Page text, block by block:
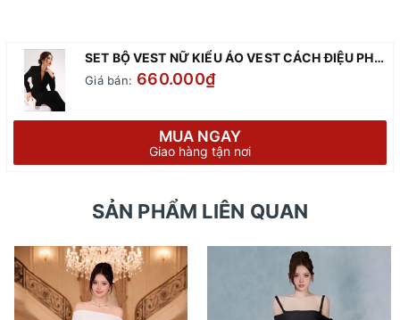
SET BỘ VEST NỮ KIỂU ÁO VEST CÁCH ĐIỆU PHỐI QUẦN ỐNG SUÔNG SANG TRỌNG ALVIN STORE 0997 (ĐEN)
Giá bán: 660.000₫
MUA NGAY
Giao hàng tận nơi
SẢN PHẨM LIÊN QUAN